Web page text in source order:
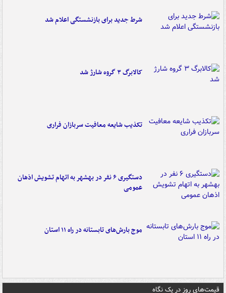
شرط جدید برای بازنشستگی اعلام شد
کالابرگ ۳ گروه شارژ شد
تکذیب شایعه معافیت سربازان فراری
دستگیری ۶ نفر در بهشهر به اتهام تشویش اذهان
عمومی
موج بارش‌های تابستانه در راه ۱۱ استان
قیمت‌های روز در یک نگاه